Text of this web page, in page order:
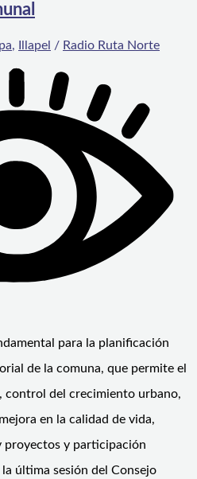
, Illapel / Radio Ruta Norte
para la planificación
de la comuna, que permite el
del crecimiento urbano,
en la calidad de vida,
proyectos y participación
última sesión del Consejo